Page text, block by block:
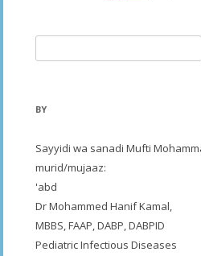
for:
BY
Sayyidi wa sanadi Mufti
murid/mujaaz:
'abd
Dr Mohammed Hanif Kamal,
MBBS, FAAP, DABP, DABPID
Pediatric Infectious Diseases